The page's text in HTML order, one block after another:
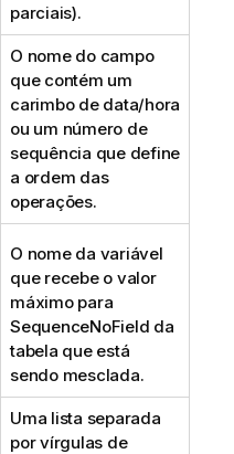
parciais).
O nome do campo
que contém um
carimbo de data/hora
ou um número de
sequência que define
a ordem das
operações.
O nome da variável
que recebe o valor
máximo para
SequenceNoField da
tabela que está
sendo mesclada.
Uma lista separada
por vírgulas de